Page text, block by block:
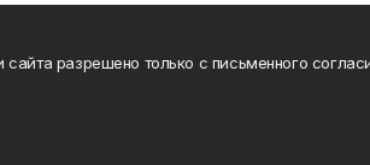
разрешено только с письменного